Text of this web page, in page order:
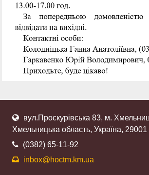
вул.Проскурівська 83, м.
Хмельницька область, Україна, 29001
(0382) 65-11-92
inbox@hoctm.km.ua